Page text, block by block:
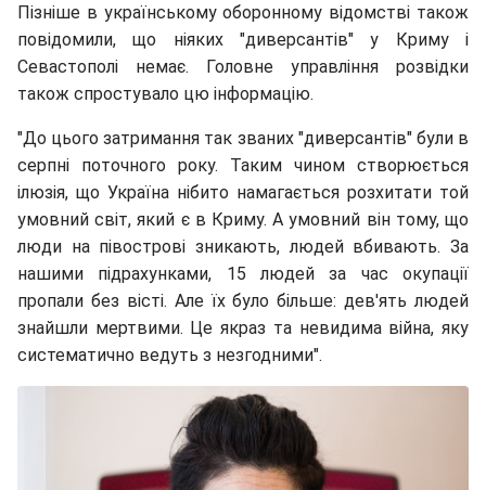
Пізніше в українському оборонному відомстві також
повідомили, що ніяких "диверсантів" у Криму і
Севастополі немає. Головне управління розвідки
також спростувало цю інформацію.
"До цього затримання так званих "диверсантів" були в
серпні поточного року. Таким чином створюється
ілюзія, що Україна нібито намагається розхитати той
умовний світ, який є в Криму. А умовний він тому, що
люди на півострові зникають, людей вбивають. За
нашими підрахунками, 15 людей за час окупації
пропали без вісті. Але їх було більше: дев'ять людей
знайшли мертвими. Це якраз та невидима війна, яку
систематично ведуть з незгодними".